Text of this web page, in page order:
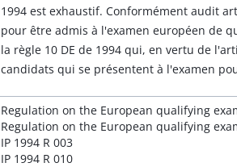
1994 est exhaustif. Conformément audit
pour être admis à l'examen européen de
la règle 10 DE de 1994 qui, en vertu de
candidats qui se présentent à l'examen
Regulation on the European qualifying
Regulation on the European qualifying
IP 1994 R 003
IP 1994 R 010